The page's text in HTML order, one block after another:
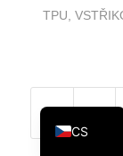
TPU
CS
DE